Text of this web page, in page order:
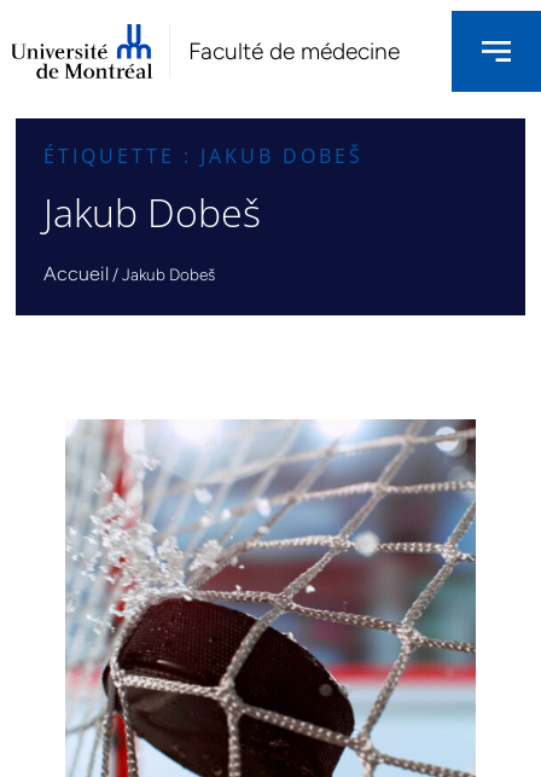
Faculté de médecine
ÉTIQUETTE : JAKUB DOBEŠ
Jakub Dobeš
Accueil /Jakub Dobeš